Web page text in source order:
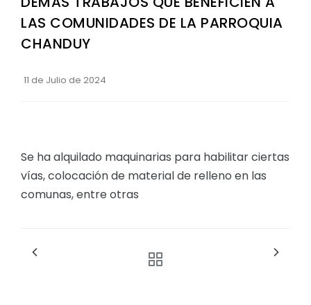
LAS COMUNIDADES DE LA PARROQUIA
CHANDUY
11 de Julio de 2024
Se ha alquilado maquinarias para habilitar ciertas
vías, colocación de material de relleno en las
comunas, entre otras